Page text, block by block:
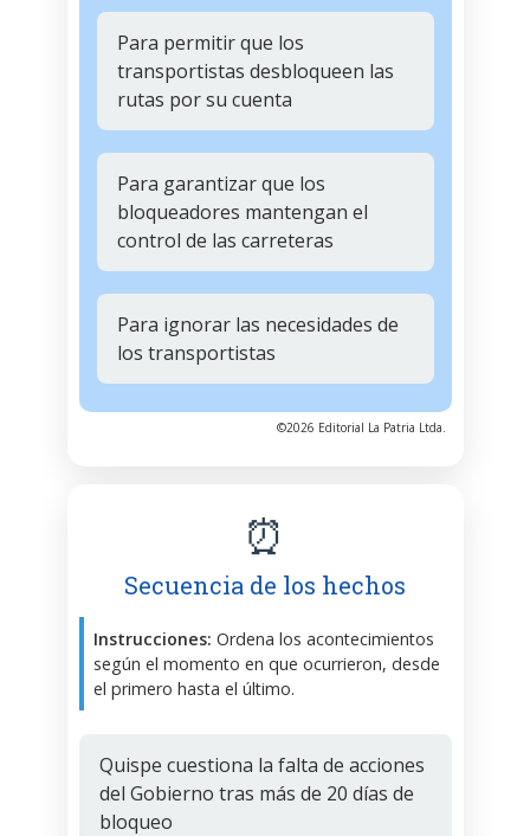
Para permitir que los
transportistas desbloqueen las
rutas por su cuenta
Para garantizar que los
bloqueadores mantengan el
control de las carreteras
Para ignorar las necesidades de
los transportistas
©2026 Editorial La Patria Ltda.
⏰
Secuencia de los hechos
Instrucciones: Ordena los acontecimientos
según el momento en que ocurrieron, desde
el primero hasta el último.
Quispe cuestiona la falta de acciones
del Gobierno tras más de 20 días de
bloqueo